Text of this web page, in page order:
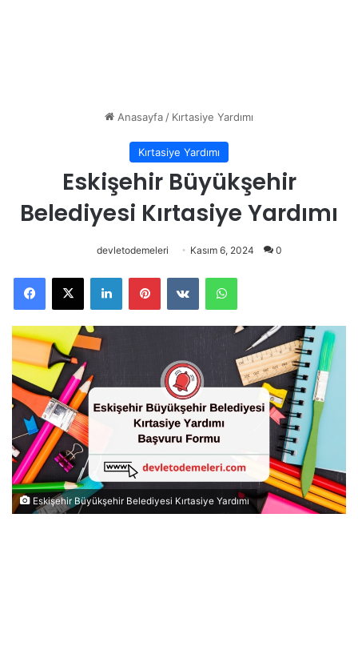
Anasayfa/ Kırtasiye Yardımı
Kırtasiye Yardımı
Eskişehir Büyükşehir
Belediyesi Kırtasiye Yardımı
devletodemeleri Kasım 6, 2024 0
Eskişehir Büyükşehir Belediyesi Kırtasiye Yardımı